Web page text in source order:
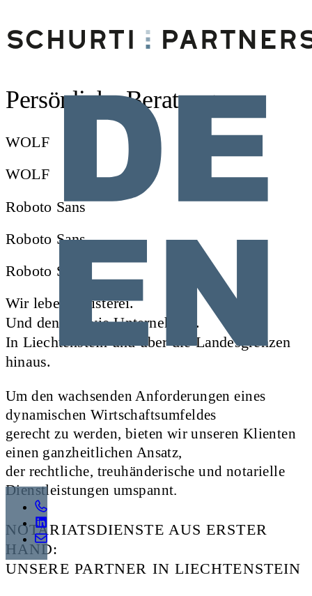
Persönliche Beratung
WOLF
WOLF
Roboto Sans
Roboto Sans
Roboto Sans
Wir leben Juristerei.
Und denken wie Unternehmer.
In Liechtenstein und über die Landesgrenzen
hinaus.
Um den wachsenden Anforderungen eines
dynamischen Wirtschaftsumfeldes
gerecht zu werden, bieten wir unseren Klienten
einen ganzheitlichen Ansatz,
der rechtliche, treuhänderische und notarielle
Dienstleistungen umspannt.
NOTARIATSDIENSTE AUS ERSTER
HAND:
UNSERE PARTNER IN LIECHTENSTEIN